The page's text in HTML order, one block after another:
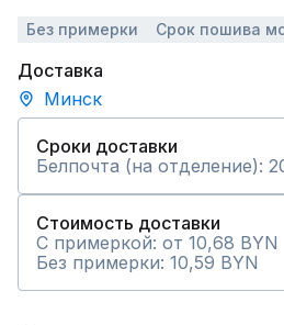
Без примерки Срок пошива
Доставка
Минск
Сроки доставки
Белпочта (на отделение):
Стоимость доставки
С примеркой: от 10,68 BYN
Без примерки: 10,59 BYN